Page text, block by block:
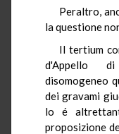
Peraltro,
la questione
Il tertium
d'Appello
disomogeneo
dei gravami
lo é
proposizione